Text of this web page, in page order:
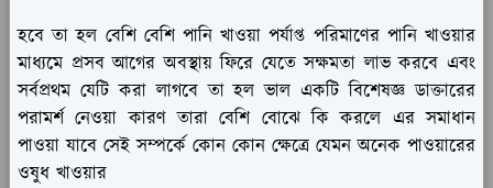
হবে তা হল বেশি বেশি পানি খাওয়া পর্যাপ্ত পরিমাণের পানি খাওয়ার
মাধ্যমে প্রসব আগের অবস্থায় ফিরে যেতে সক্ষমতা লাভ করবে এবং
সর্বপ্রথম যেটি করা লাগবে তা হল ভাল একটি বিশেষজ্ঞ ডাক্তারের
পরামর্শ নেওয়া কারণ তারা বেশি বোঝে কি করলে এর সমাধান
পাওয়া যাবে সেই সম্পর্কে কোন কোন ক্ষেত্রে যেমন অনেক পাওয়ারের
ওষুধ খাওয়ার